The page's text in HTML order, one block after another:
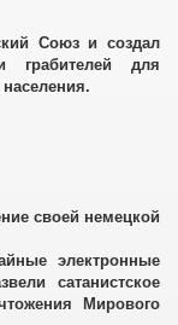
Союз и создал
для
своей немецкой
электронные
сатанистское
Мирового